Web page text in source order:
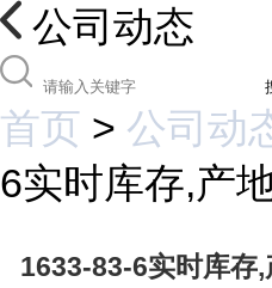
公司动态
首页 > 公司动
6实时库存,产
1633-83-6实时库存